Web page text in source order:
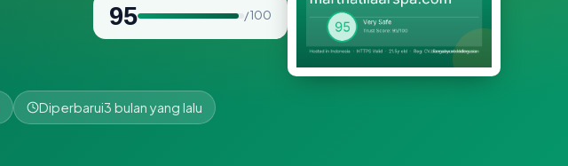
95 / 100
Diperbarui3 bulan yang lalu